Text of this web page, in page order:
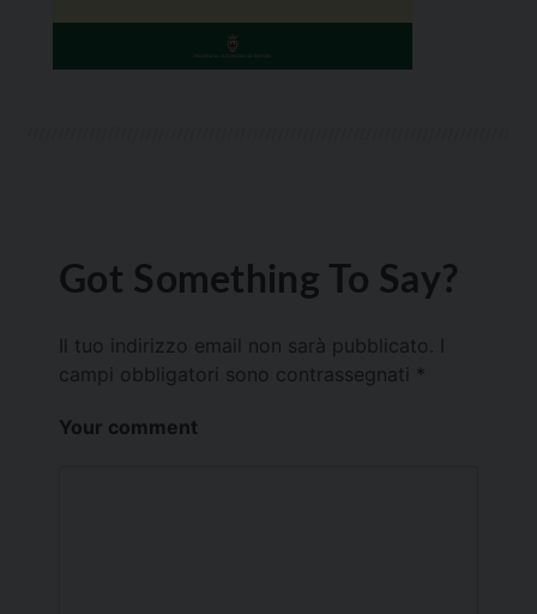
Got Something To Say?
Il tuo indirizzo email non sarà pubblicato.
campi obbligatori sono contrassegnati *
Your comment